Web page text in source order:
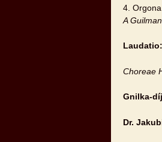
4.
A
Choreae
Gnilka-
Dr.